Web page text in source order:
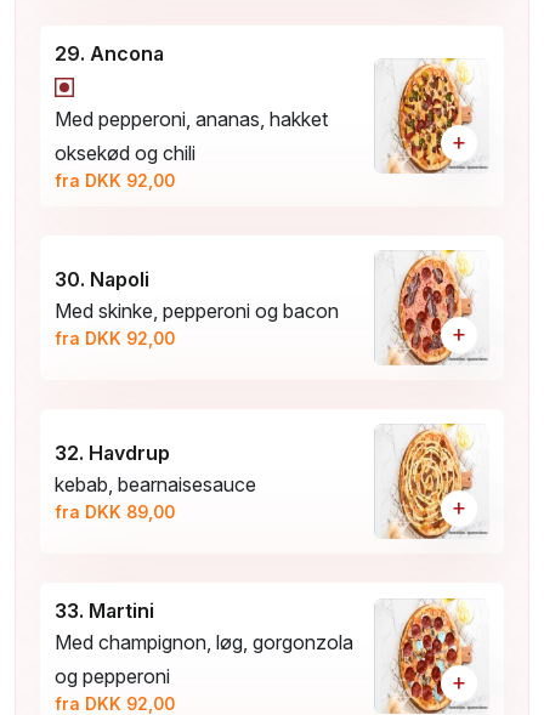
29. Ancona
Med pepperoni, ananas, hakket
oksekød og chili
fra DKK 92,00
+
30. Napoli
Med skinke, pepperoni og bacon
fra DKK 92,00 +
32. Havdrup
kebab, bearnaisesauce
fra DKK 89,00 +
33. Martini
Med champignon, løg, gorgonzola
og pepperoni
fra DKK 92,00
+